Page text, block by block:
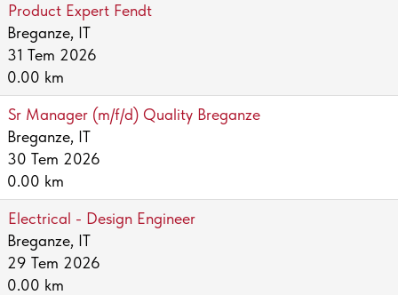
Product Expert Fendt
Breganze, IT
31 Tem 2026
0.00 km
Sr Manager (m/f/d) Quality Breganze
Breganze, IT
30 Tem 2026
0.00 km
Electrical - Design Engineer
Breganze, IT
29 Tem 2026
0.00 km